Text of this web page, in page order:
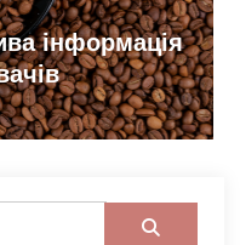
інформація